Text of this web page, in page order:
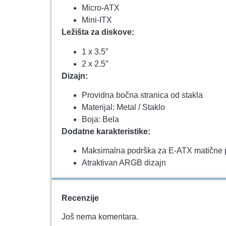
Micro-ATX
Mini-ITX
Ležišta za diskove:
1 x 3.5″
2 x 2.5″
Dizajn:
Providna bočna stranica od stakla
Materijal: Metal / Staklo
Boja: Bela
Dodatne karakteristike:
Maksimalna podrška za E-ATX matične
Atraktivan ARGB dizajn
Recenzije
Još nema komentara.